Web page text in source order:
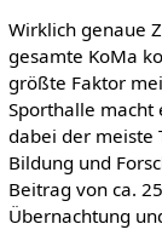
Wirklich genaue
gesamte KoMa
größte Faktor
Sporthalle macht
dabei der meiste
Bildung und
Beitrag von ca.
Übernachtung